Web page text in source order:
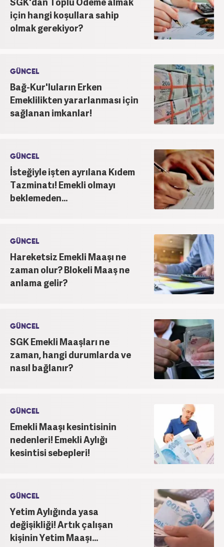
için hangi koşullara sahip
olmak gerekiyor?
GÜNCEL
Bağ-Kur'luların Erken
Emeklilikten yararlanması için
sağlanan imkanlar!
GÜNCEL
İsteğiyle işten ayrılana Kıdem
Tazminatı! Emekli olmayı
beklemeden...
GÜNCEL
Hareketsiz Emekli Maaşı ne
zaman olur? Blokeli Maaş ne
anlama gelir?
GÜNCEL
SGK Emekli Maaşları ne
zaman, hangi durumlarda ve
nasıl bağlanır?
GÜNCEL
Emekli Maaşı kesintisinin
nedenleri! Emekli Aylığı
kesintisi sebepleri!
GÜNCEL
Yetim Aylığında yasa
değişikliği! Artık çalışan
kişinin Yetim Maaşı...